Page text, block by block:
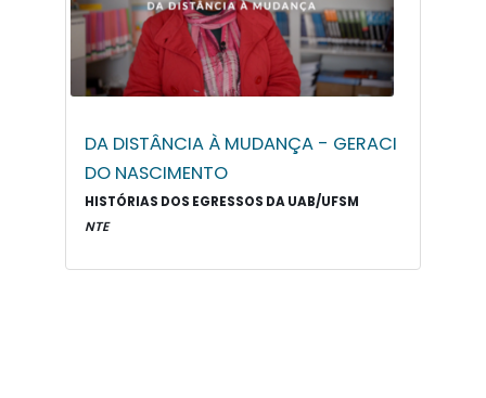
DA DISTÂNCIA À MUDANÇA - GERACI
DO NASCIMENTO
HISTÓRIAS DOS EGRESSOS DA UAB/UFSM
NTE